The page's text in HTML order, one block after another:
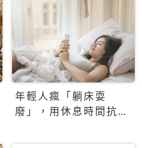
年輕人瘋「躺床耍
廢」，用休息時間抗拒